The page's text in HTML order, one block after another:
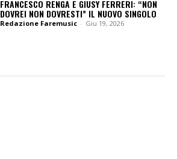
FRANCESCO RENGA E GIUSY FERRERI: “NON
DOVREI NON DOVRESTI” IL NUOVO SINGOLO
Redazione Faremusic - Giu 19, 2026